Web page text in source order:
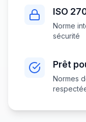
ISO
Norme
sécurité
Prêt
Normes